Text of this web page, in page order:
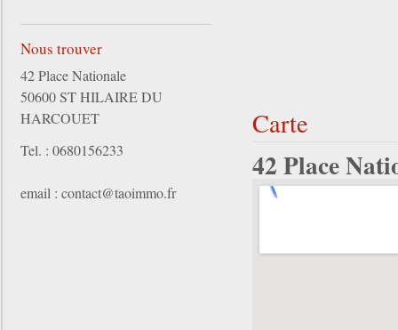
Carte
42 Place
Nous trouver
42 Place Nationale
50600 ST HILAIRE DU
HARCOUET
Tel. : 0680156233
email : contact@taoimmo.fr